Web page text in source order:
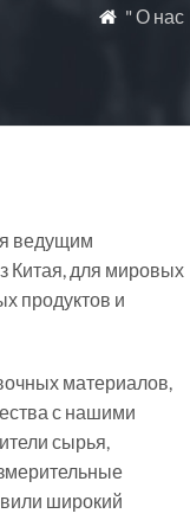
 " О нас
ведущим
Китая, для мировых
продуктов и
материалов,
с нашими
сырья,
широкий